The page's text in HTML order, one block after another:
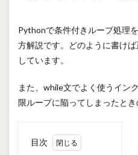
Pythonで条件付きループ処理
方解説です。どのように書け
しています。
また、while文でよく使うイン
限ループに陥ってしまったとき
目次